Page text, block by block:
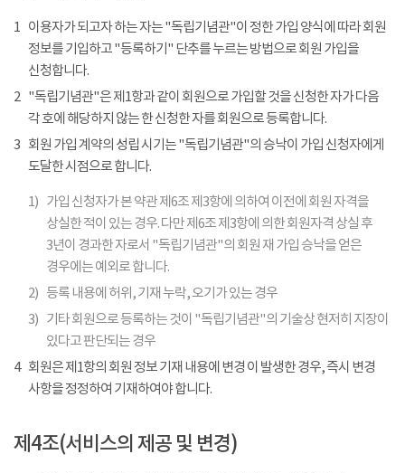
1 이용자가 되고자 하는 자는 "독립기념관"이 정한 가입 양식에 따라 회원
정보를 기입하고 "등록하기" 단추를 누르는 방법으로 회원 가입을
신청합니다.
2 "독립기념관"은 제1항과 같이 회원으로 가입할 것을 신청한 자가 다음
각 호에 해당하지 않는 한 신청한 자를 회원으로 등록합니다.
3 회원 가입 계약의 성립 시기는 "독립기념관"의 승낙이 가입 신청자에게
도달한 시점으로 합니다.
1) 가입 신청자가 본 약관 제6조 제3항에 의하여 이전에 회원 자격을
상실한 적이 있는 경우. 다만 제6조 제3항에 의한 회원자격 상실 후
3년이 경과한 자로서 "독립기념관"의 회원 재 가입 승낙을 얻은
경우에는 예외로 합니다.
2) 등록 내용에 허위, 기재 누락, 오기가 있는 경우
3) 기타 회원으로 등록하는 것이 "독립기념관"의 기술상 현저히 지장이
있다고 판단되는 경우
4
회원은 제1항의 회원 정보 기재 내용에 변경 이 발생한 경우, 즉시 변경
사항을 정정하여 기재하여야 합니다.
제4조(서비스의 제공 및 변경)